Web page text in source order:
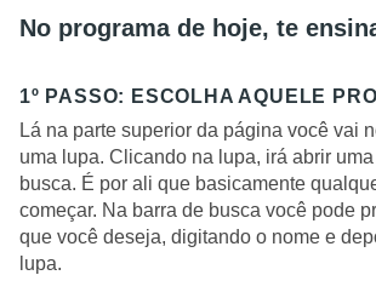
No programa de hoje, te
1º PASSO: ESCOLHA AQUELE
Lá na parte superior da página você vai
uma lupa. Clicando na lupa, irá abrir
busca. É por ali que basicamente
começar. Na barra de busca você pode
que você deseja, digitando o nome e
lupa.